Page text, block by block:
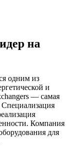
на
одним из
и
— самая
Компания
для